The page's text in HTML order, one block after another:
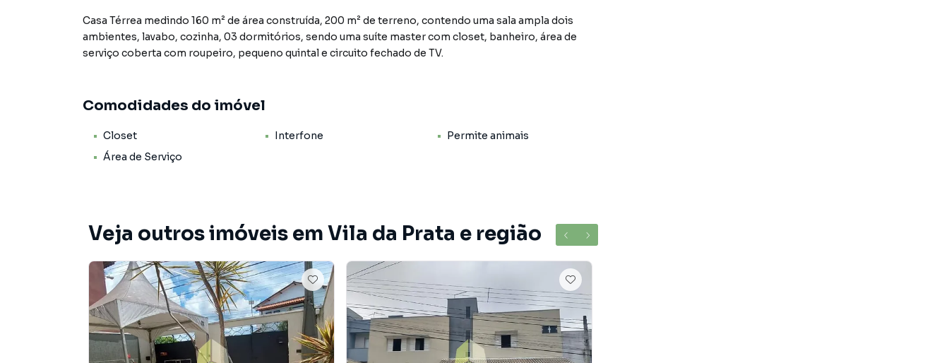
Casa Térrea medindo 160 m² de área construída, 200 m² de terreno, contendo uma sala ampla dois
ambientes, lavabo, cozinha, 03 dormitórios, sendo uma suíte master com closet, banheiro, área de
serviço coberta com roupeiro, pequeno quintal e circuito fechado de TV.
Comodidades do imóvel
Closet Interfone
Permite animais
Área de Serviço
Veja outros imóveis em Vila da Prata e região